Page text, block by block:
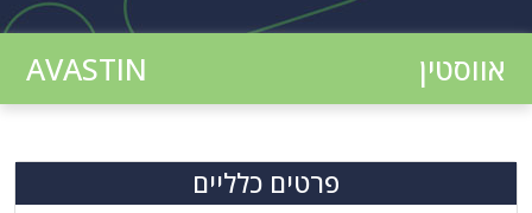
אווסטין AVASTIN
פרטים כלליים